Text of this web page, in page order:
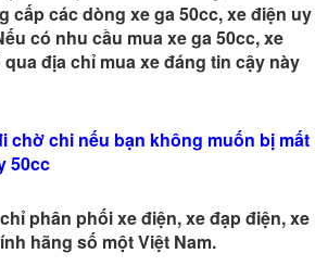
cấp các dòng xe ga 50cc, xe điện uy
có nhu cầu mua xe ga 50cc, xe
địa chỉ mua xe đáng tin cậy này
chờ chi nếu bạn không muốn bị mất
50cc
phân phối xe điện, xe đạp điện, xe
hãng số một Việt Nam.